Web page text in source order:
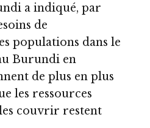
a indiqué, par
de
populations dans le
Burundi en
de plus en plus
les ressources
couvrir restent